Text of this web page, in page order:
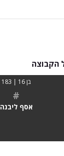
הקבוצה
בן 16 | 183
#
אסף ליבנה